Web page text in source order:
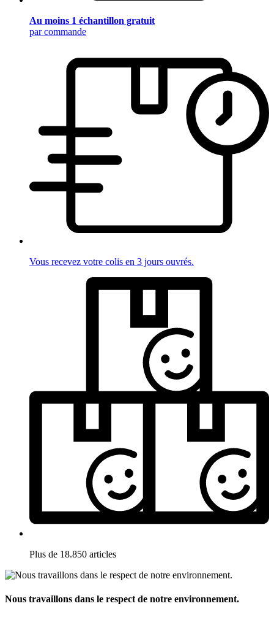
Au moins 1 échantillon gratuit
par commande
Vous recevez votre colis en 3 jours ouvrés.
Plus de 18.850 articles
Nous travaillons dans le respect de notre environnement.